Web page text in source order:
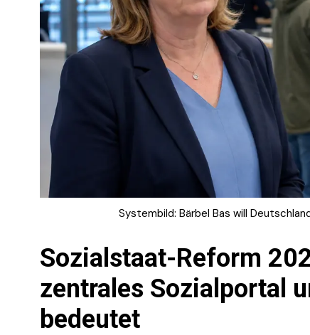
Systembild: Bärbel Bas will
Sozialstaat-Reform
zentrales Sozialportal
bedeutet